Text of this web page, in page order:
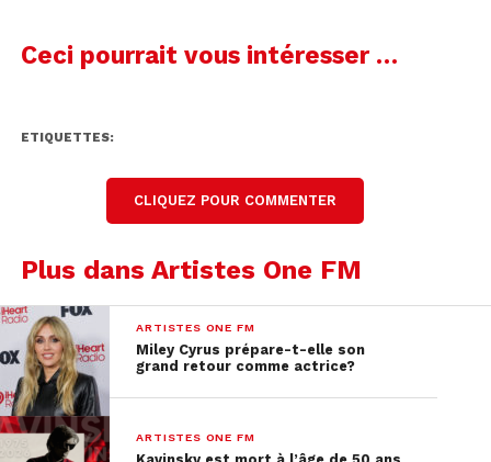
Ceci pourrait vous intéresser …
ETIQUETTES:
CLIQUEZ POUR COMMENTER
Plus dans Artistes One FM
ARTISTES ONE FM
Miley Cyrus prépare-t-elle son
grand retour comme actrice?
ARTISTES ONE FM